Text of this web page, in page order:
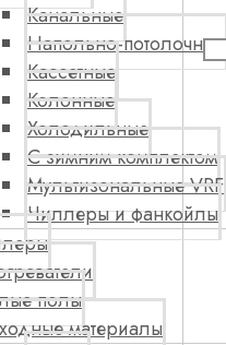
Канальные
Напольно-потолочные
Кассетные
Колонные
Холодильные
С зимним комплектом
Мультизональные VRF
Чиллеры и фанкойлы
полы
материалы